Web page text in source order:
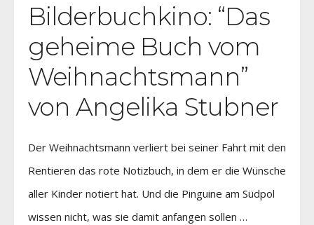
Bilderbuchkino: “Das
geheime Buch vom
Weihnachtsmann”
von Angelika Stubner
Der Weihnachtsmann verliert bei seiner Fahrt mit den
Rentieren das rote Notizbuch, in dem er die Wünsche
aller Kinder notiert hat. Und die Pinguine am Südpol
wissen nicht, was sie damit anfangen sollen …